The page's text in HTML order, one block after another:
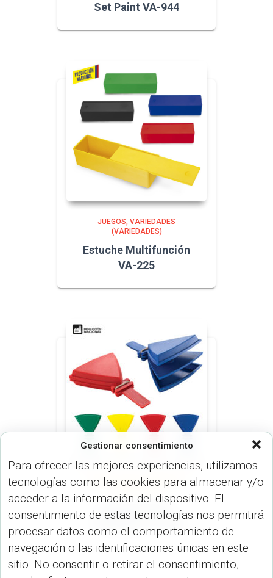
Gestionar consentimiento
Para ofrecer las mejores experiencias, utilizamos
tecnologías como las cookies para almacenar y/o
acceder a la información del dispositivo. El
consentimiento de estas tecnologías nos permitirá
procesar datos como el comportamiento de
navegación o las identificaciones únicas en este
sitio. No consentir o retirar el consentimiento,
Set Paint VA-944
JUEGOS VARIEDADES
(VARIEDADES)
Estuche Multifunción
VA-225
MUNDIAL 2026 VARIEDADES
Aplausometro
Triangular VA-448